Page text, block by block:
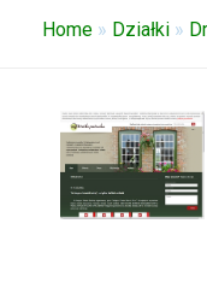
Home » Działki »